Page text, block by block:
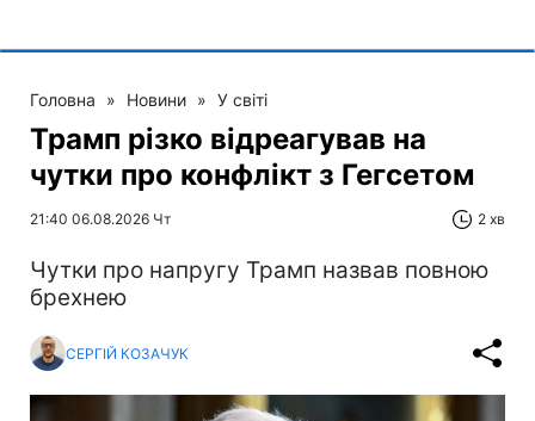
Головна » Новини » У світі
Трамп різко відреагував на
чутки про конфлікт з Гегсетом
21:40 06.08.2026 Чт 2 хв
Чутки про напругу Трамп назвав повною
брехнею
СЕРГІЙ КОЗАЧУК